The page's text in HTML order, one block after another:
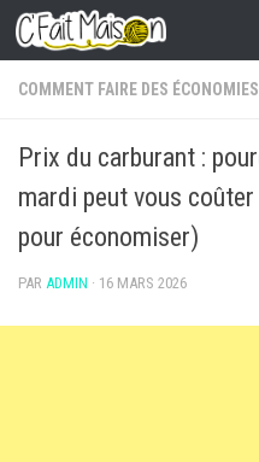
Skip to content
COMMENT FAIRE DES ÉCONOMIES
Prix du carburant :
mardi peut vous
pour économiser)
PAR ADMIN · 16 MARS 2026